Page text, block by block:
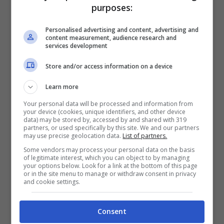
La verità dell’attrice
LEGGI ANCHE->Milly Carlucci e
Maria De Filippi “ai ferri corti”:
dove tutto ebbe inizio
La nuova macchina di Achille
Lauro colpisce il web
Ebbene sì, come abbiamo avuto modo di
spiegare all’inizio del nostro articolo, a tenere
banco nel mondo del web in queste ore
purposes:
Personalised advertising and content, advertising and
content measurement, audience research and
services development
Store and/or access information on a device
Learn more
Your personal data will be processed and information from
your device (cookies, unique identifiers, and other device
data) may be stored by, accessed by and shared with 319
partners, or used specifically by this site. We and our partners
may use precise geolocation data. List of partners.
Some vendors may process your personal data on the basis
of legitimate interest, which you can object to by managing
your options below. Look for a link at the bottom of this page
or in the site menu to manage or withdraw consent in privacy
and cookie settings.
Consent